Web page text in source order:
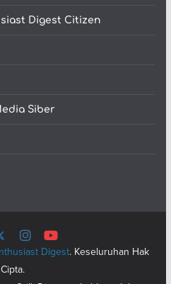
Digest Citizen
Siber
Digest. Keseluruhan Hak
Cipta.